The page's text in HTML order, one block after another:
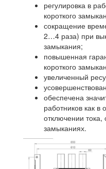
регулировка в
короткого
сокращение
2…4 раза) при
замыкания;
повышенная
короткого
увеличенный
обеспечена
работников как
отключении тока,
замыканиях.